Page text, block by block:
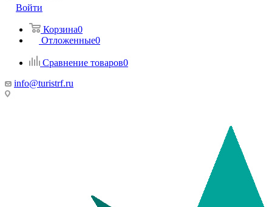
Войти
Корзина0
Отложенные0
Сравнение товаров0
info@turistrf.ru